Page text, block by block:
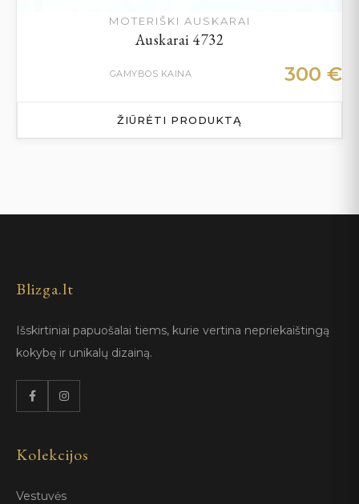
MOTERIŠKI AUSKARAI
Auskarai 4732
GAMYBOS KAINA 300 €
ŽIŪRĖTI PRODUKTĄ
Blizga.lt
Išskirtiniai papuošalai tiems, kurie vertina nepriekaištingą
kokybę ir unikalų dizainą.
Kolekcijos
Vestuvės